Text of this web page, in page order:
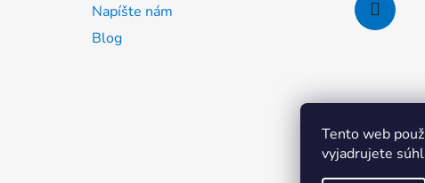
Tento web
vyjadrujete
Napíšte nám
Blog